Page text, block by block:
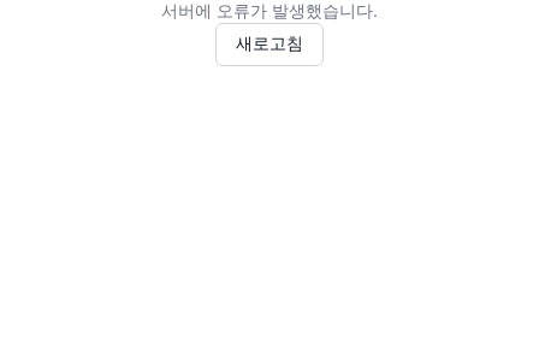
서버에 오류가 발생했습니다.
새로고침